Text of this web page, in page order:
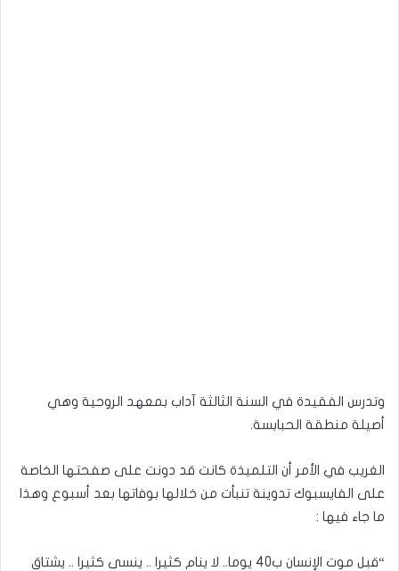
وتدرس الفقيدة في السنة الثالثة آداب بمعهد الروحية وهي
أصيلة منطقة الحبابسة.
الغريب في الأمر أن التلميذة كانت قد دونت على صفحتها الخاصة
على الفايسبوك تدوينة تنبأت من خلالها بوفاتها بعد أسبوع وهذا
ما جاء فيها :
“قبل موت الإنسان ب40 يوما.. لا ينام كثيرا .. ينسى كثيرا .. يشتاق